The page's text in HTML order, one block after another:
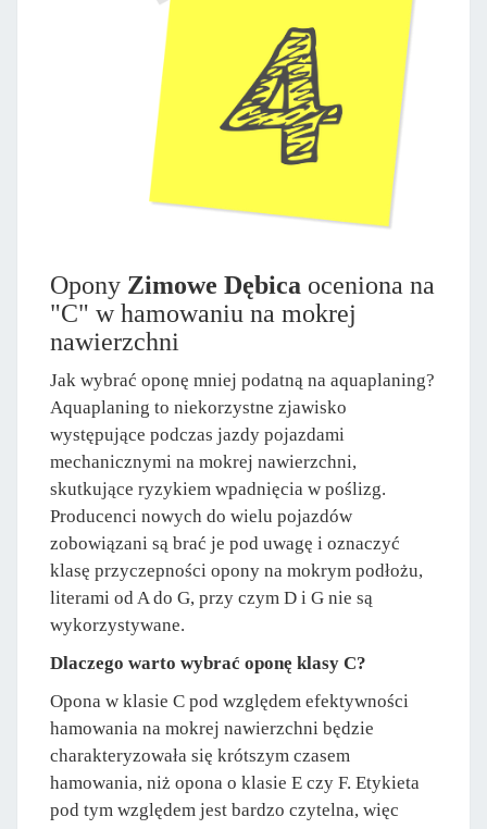
Opony Zimowe Dębica oceniona na
"C" w hamowaniu na mokrej
nawierzchni
Jak wybrać oponę mniej podatną na aquaplaning?
Aquaplaning to niekorzystne zjawisko
występujące podczas jazdy pojazdami
mechanicznymi na mokrej nawierzchni,
skutkujące ryzykiem wpadnięcia w poślizg.
Producenci nowych do wielu pojazdów
zobowiązani są brać je pod uwagę i oznaczyć
klasę przyczepności opony na mokrym podłożu,
literami od A do G, przy czym D i G nie są
wykorzystywane.
Dlaczego warto wybrać oponę klasy C?
Opona w klasie C pod względem efektywności
hamowania na mokrej nawierzchni będzie
charakteryzowała się krótszym czasem
hamowania, niż opona o klasie E czy F. Etykieta
pod tym względem jest bardzo czytelna, więc